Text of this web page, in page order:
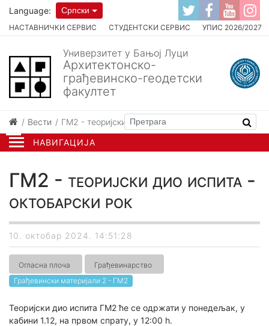
НАВИГАЦИЈА
НАСТАВНИЧКИ СЕРВИС СТУДЕНТСКИ СЕРВИС УПИС 2026/2027
Language: Српски
Универзитет у Бањој Луци
Архитектонско-
грађевинско-геодетски
факултет
Вести ГМ2 - теоријски дио испита - октобарски рок
ГМ2 - теоријски дио испита -
октобарски рок
10. октобар 2024. 14:51:28
Огласна плоча
Грађевинарство
Грађевински материјали 2 - ГМ2
Теоријски дио испита ГМ2 ће се одржати у понедељак, у
кабини 1.12, на првом спрату, у 12:00 h.